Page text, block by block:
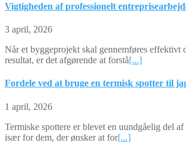
Vigtigheden af professionelt
3 april, 2026
Når et byggeprojekt skal gennemføres effektivt
resultat, er det afgørende at forstå[...]
Fordele ved at bruge en termisk spotter til
1 april, 2026
Termiske spottere er blevet en uundgåelig del
især for dem, der ønsker at for[...]